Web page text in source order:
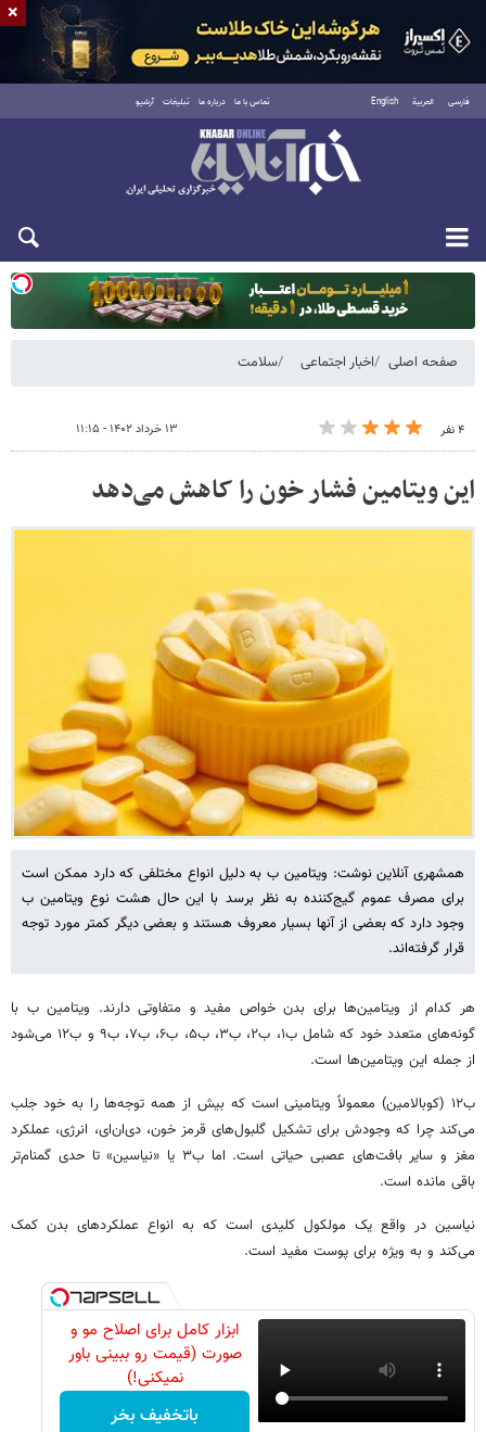
فارسی العربية English تماس با ما درباره ما تبلیغات آرشیو
دوشنبه ۱۹ مرداد ۱۴۰۵
صفحه اصلی اخبار اجتماعی سلامت
۴ نفر ۱۳ خرداد ۱۴۰۲ - ۱۱:۱۵
این ویتامین فشار خون را کاهش می‌دهد
همشهری آنلاین نوشت: ویتامین ب به دلیل انواع مختلفی که دارد ممکن است
برای مصرف عموم گیج‌کننده به نظر برسد با این حال هشت نوع ویتامین ب
وجود دارد که بعضی‌ از آنها بسیار معروف هستند و بعضی دیگر کمتر مورد توجه
قرار گرفته‌اند.
هر کدام از ویتامین‌ها برای بدن خواص مفید و متفاوتی دارند. ویتامین ب با
گونه‌های متعدد خود که شامل ب۱، ب۲، ب۳، ب۵، ب۶، ب۷، ب۹ و ب۱۲ می‌شود
از جمله این ویتامین‌ها است.
ب۱۲ (کوبالامین) معمولاً ویتامینی است که بیش از همه توجه‌ها را به خود جلب
می‌کند چرا که وجودش برای تشکیل گلبول‌های قرمز خون، دی‌ان‌ای، انرژی، عملکرد
مغز و سایر بافت‌های عصبی حیاتی است. اما ب۳ یا «نیاسین» تا حدی گمنام‌تر
باقی مانده است.
نیاسین در واقع یک مولکول کلیدی است که به انواع عملکردهای بدن کمک
می‌کند و به ویژه برای پوست مفید است.
ابزار کامل برای اصلاح مو و
صورت (قیمت رو ببینی باور
نمیکنی!)
باتخفیف بخر
×